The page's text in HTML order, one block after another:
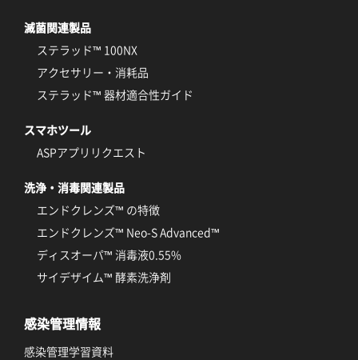
滅菌関連製品
ステラッド™ 100NX
アクセサリー・消耗品
ステラッド™ 器材適合性ガイド
スマホツール
ASPアプリリクエスト
洗浄・消毒関連製品
エンドクレンズ™ の特徴
エンドクレンズ™ Neo-S Advanced™
ディスオーパ™ 消毒液0.55%
サイデザイム™ 酵素洗浄剤
感染管理情報
感染管理学習資料